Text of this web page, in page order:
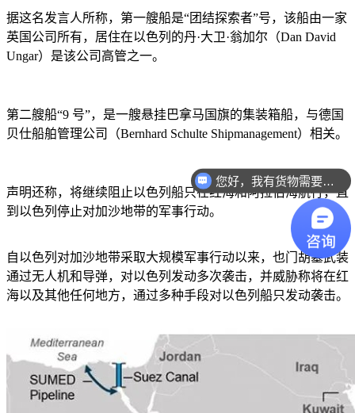
据这名发言人所称，第一艘船是“团结探索者”号，该船由一家
英国公司所有，居住在以色列的丹·大卫·翁加尔（Dan David
Ungar）是该公司高管之一。
第二艘船“9 号”，是一艘悬挂巴拿马国旗的集装箱船，与德国
贝仕船舶管理公司（Bernhard Schulte Shipmanagement）相关。
声明还称，将继续阻止以色列船只在红海和阿拉伯海航行，直
到以色列停止对加沙地带的军事行动。
自以色列对加沙地带采取大规模军事行动以来，也门胡塞武装
通过无人机和导弹，对以色列发动多次袭击，并威胁称将在红
海以及其他任何地方，通过多种手段对以色列船只发动袭击。
您好，我有货物需要你们的产品。